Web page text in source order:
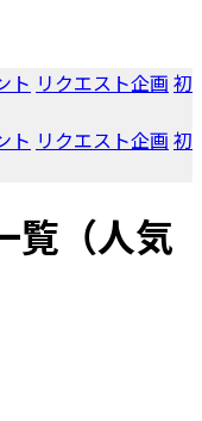
ト リクエスト企画 初
ト リクエスト企画 初
覧（人気